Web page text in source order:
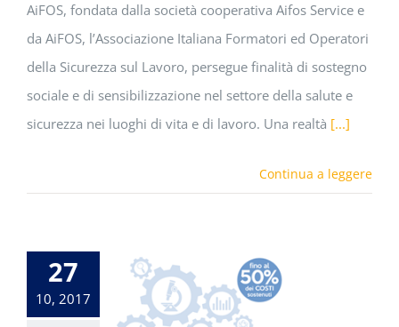
AiFOS, fondata dalla società cooperativa Aifos Service e
da AiFOS, l’Associazione Italiana Formatori ed Operatori
della Sicurezza sul Lavoro, persegue finalità di sostegno
sociale e di sensibilizzazione nel settore della salute e
sicurezza nei luoghi di vita e di lavoro. Una realtà [...]
Continua a leggere
27
10, 2017